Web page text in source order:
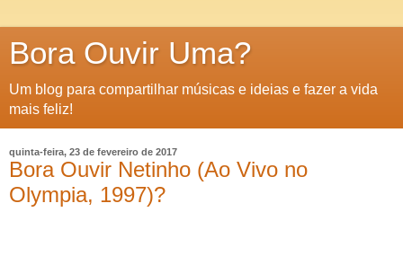
Bora Ouvir Uma?
Um blog para compartilhar músicas e ideias e fazer a vida
mais feliz!
quinta-feira, 23 de fevereiro de 2017
Bora Ouvir Netinho (Ao Vivo no
Olympia, 1997)?